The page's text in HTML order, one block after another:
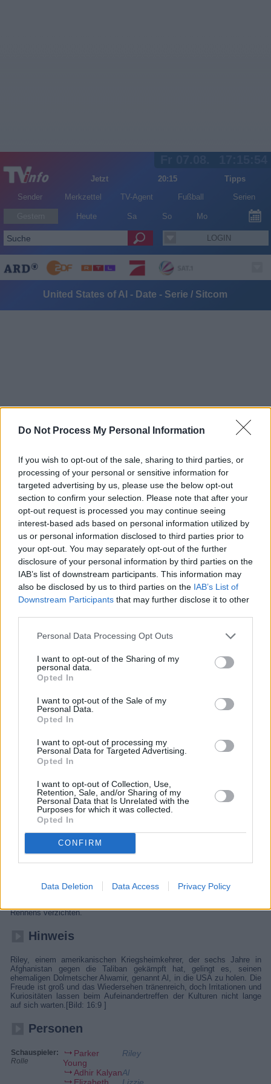
Do Not Process My Personal Information
If you wish to opt-out of the sale, sharing to third parties, or
processing of your personal or sensitive information for
targeted advertising by us, please use the below opt-out
section to confirm your selection. Please note that after your
opt-out request is processed you may continue seeing
interest-based ads based on personal information utilized by
us or personal information disclosed to third parties prior to
your opt-out. You may separately opt-out of the further
disclosure of your personal information by third parties on the
IAB’s list of downstream participants. This information may
also be disclosed by us to third parties on the IAB’s List of
Downstream Participants that may further disclose it to other
Personal Data Processing Opt Outs
I want to opt-out of the Sharing of my
personal data.
Opted In
I want to opt-out of the Sale of my
Personal Data.
Opted In
I want to opt-out of processing my
Personal Data for Targeted Advertising.
Opted In
I want to opt-out of Collection, Use,
Retention, Sale, and/or Sharing of my
Personal Data that Is Unrelated with the
Purposes for which it was collected.
Opted In
CONFIRM
Data Deletion Data Access Privacy Policy
Jetzt 20:15
Tipps
Sender
Merkzettel TV-Agent Fußball Serien
Heute Sa So Mo
LOGIN
Alle Sender
United States of Al - Date - Serie / Sitcom
USA,2021)
Serie Sitcom
Übersicht
Voller Euphorie über sein Date mit Ariana schmiedet Al erste
Hochzeitspläne. Der aus Afghanistan stammende Dolmetscher Al will in
den USA Fuß fassen.
Details
er erfährt, dass seine Angebetete gleichzeitig auch noch andere Dates
Rennens verzichten.
Hinweis
Riley, einem amerikanischen Kriegsheimkehrer, der sechs Jahre in
Afghanistan gegen die Taliban gekämpft hat, gelingt es, seinen
ehemaligen Dolmetscher Alwamir, genannt Al, in die USA zu holen. Die
Freude ist groß und das Wiedersehen tränenreich, doch Irritationen und
Kuriositäten lassen beim Aufeinandertreffen der Kulturen nicht lange
auf sich warten.[Bild: 16:9 ]
Personen
Schauspieler:
Rolle
Parker
Young
Riley
Adhir KalyanAl